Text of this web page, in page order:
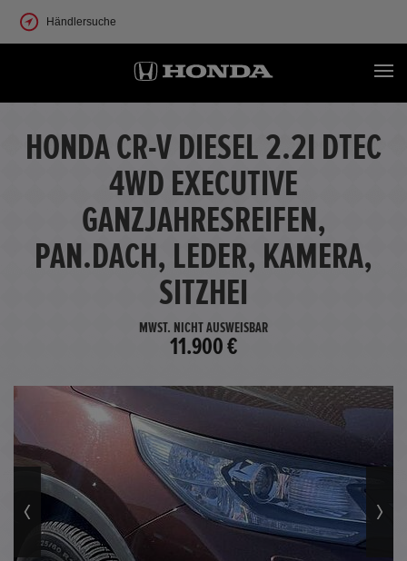
Händlersuche
HONDA CR-V DIESEL 2.2I DTEC
4WD EXECUTIVE
GANZJAHRESREIFEN,
PAN.DACH, LEDER, KAMERA,
SITZHEI
MWST. NICHT AUSWEISBAR
11.900 €